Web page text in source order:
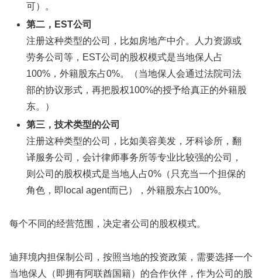
可）。
第二，EST公司
注册这种类型的公司，比如房地产中介。人力资源或
劳务公司等，EST公司的股权模式是当地保人占
100%，外籍股东占0%。（当地保人会通过法院司法
部的协议形式，再把股权100%的授予给真正的外籍股
东。）
第三，技术类型的公司
注册这种类型的公司，比如美容美发，牙科诊所，翻
译服务公司，会计律师事务所等专业比较强的公司，
则公司的股权模式是当地人占0%（只充当一个担保的
角色，即local agent而已），外籍股东占100%。
每个不同的经营范围，决定者公司的股权模式。
迪拜境内担保制公司，按照当地的投资政策，需要选择一个
当地保人（即拥有阿联酋国籍）的合作伙伴，作为公司的股